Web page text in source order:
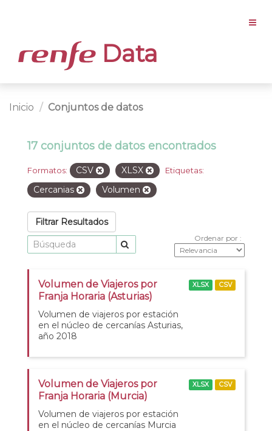
Data
Inicio Conjuntos de datos
17 conjuntos de datos encontrados
Formatos: CSV XLSX Etiquetas:
Cercanias Volumen
Filtrar Resultados
Ordenar por
Volumen de Viajeros por
Franja Horaria (Asturias)
Volumen de viajeros por estación
en el núcleo de cercanías Asturias,
año 2018
XLSX CSV
Volumen de Viajeros por
Franja Horaria (Murcia)
Volumen de viajeros por estación
en el núcleo de cercanías Murcia
XLSX CSV